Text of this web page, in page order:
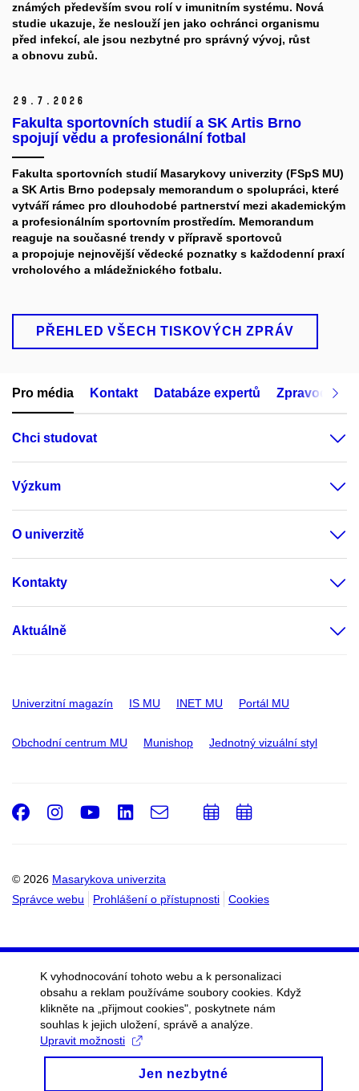
známých především svou rolí v imunitním systému. Nová
studie ukazuje, že neslouží jen jako ochránci organismu
před infekcí, ale jsou nezbytné pro správný vývoj, růst
a obnovu zubů.
29. 7. 2026
Fakulta sportovních studií a SK Artis Brno
spojují vědu a profesionální fotbal
Fakulta sportovních studií Masarykovy univerzity (FSpS MU)
a SK Artis Brno podepsaly memorandum o spolupráci, které
vytváří rámec pro dlouhodobé partnerství mezi akademickým
a profesionálním sportovním prostředím. Memorandum
reaguje na současné trendy v přípravě sportovců
a propojuje nejnovější vědecké poznatky s každodenní praxí
vrcholového a mládežnického fotbalu.
PŘEHLED VŠECH TISKOVÝCH ZPRÁV
Pro média Kontakt Databáze expertů
Chci studovat
Výzkum
O univerzitě
Kontakty
Aktuálně
Univerzitní magazín IS MU INET MU Portál MU
Obchodní centrum MU Munishop Jednotný vizuální styl
© 2026 Masarykova univerzita
Správce webu
Prohlášení o přístupnosti Cookies
Facebook
Instagram
Youtube
LinkedIn
e-
PřidatPřidat
K vyhodnocování tohoto webu a k personalizaci
obsahu a reklam používáme soubory cookies. Když
klikněte na „přijmout cookies", poskytnete nám
souhlas k jejich uložení, správě a analýze.
Upravit možnosti
Jen nezbytné